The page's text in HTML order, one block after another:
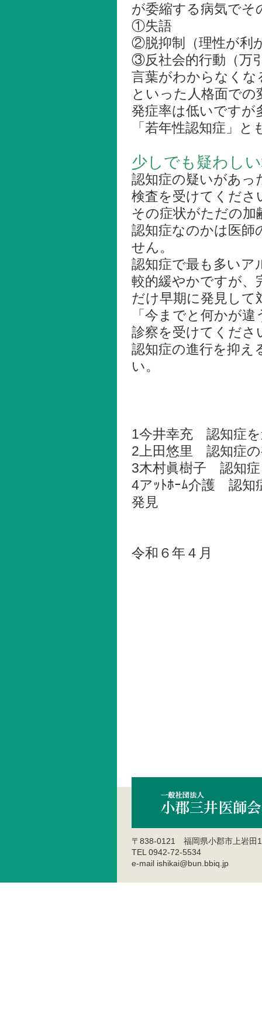
が委縮する病気でそ
①失語
②脱抑制（理性が利
③反社会的行動（万
言葉がわからなくな
といった人格面で
発症率は低いですが
「若年性認知症」
少しでも疑わし
認知症の疑いがあっ
検査を受けてくださ
その症状がただの
認知症なのかは医師
せん。
認知症で最も多いア
較的緩やかですが、
だけ早期に発見して
「今までと何かが
診察を受けてくださ
認知症の進行を抑え
い。
1今井幸充 認知症
2上田悠里 認知症
3木村眞樹子 認知症
4アｯﾄﾎｰﾑ介護 認知
発見
令和６年４月
〒838-0121 福岡県小郡市上岩田
TEL 0942-72-5534
e-mail ishikai@bun.bbiq.jp